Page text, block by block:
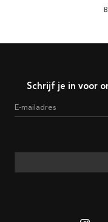
Schrijf je in voor
E-mailadres